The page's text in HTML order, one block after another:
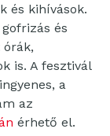
és kihívások.
és
is. A fesztivál
a
az
érhető el.